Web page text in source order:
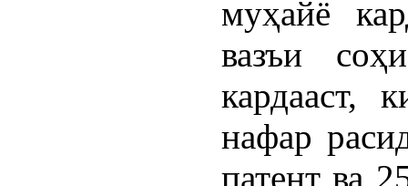
муҳайё
вазъи
кардааст,
нафар
патент ва